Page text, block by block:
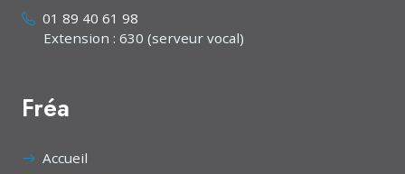
01 89 40 61 98
Extension : 630 (serveur vocal)
Fréa
Accueil